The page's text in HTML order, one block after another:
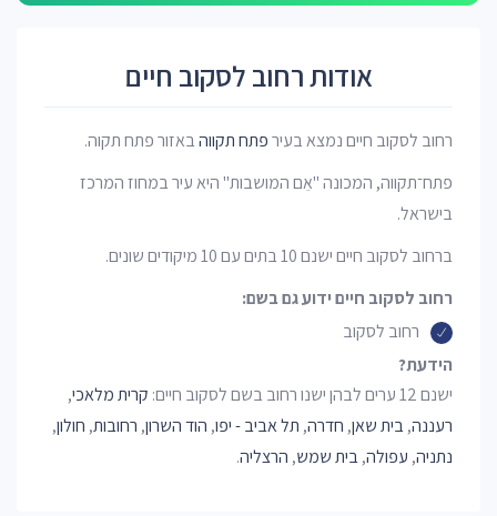
אודות רחוב לסקוב חיים
רחוב לסקוב חיים נמצא בעירפתח תקווהבאזור פתח תקוה.
פתח־תקווה, המכונה "אֵם המושבות" היא עיר במחוז המרכז
בישראל.
ברחוב לסקוב חיים ישנם 10 בתים עם 10 מיקודים שונים.
רחוב לסקוב חיים ידוע גם בשם:
רחוב לסקוב
הידעת?
ישנם 12 ערים לבהן ישנו רחוב בשם לסקוב חיים:
קרית מלאכי,
רעננה,בית שאן, חדרה, תל אביב - יפו, הוד השרון, רחובות, חולון,
נתניה, עפולה,בית שמש, הרצליה.